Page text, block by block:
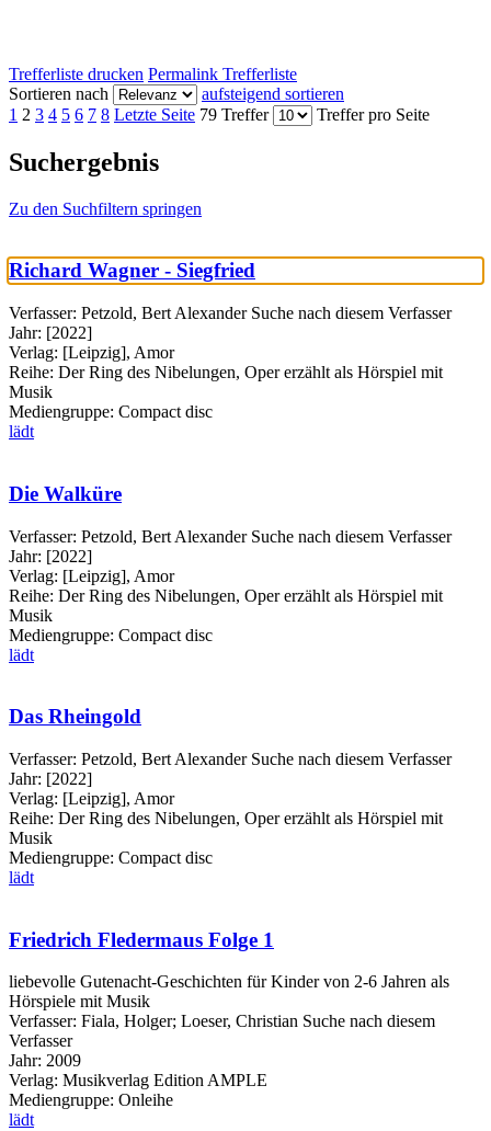
Trefferliste drucken Permalink Trefferliste
Sortieren nach
aufsteigend sortieren
1 2 3 4 5 6 7 8 Letzte Seite 79 Treffer Treffer pro Seite
Suchergebnis
Zu den Suchfiltern springen
Richard Wagner - Siegfried
Verfasser: Petzold, Bert Alexander Suche nach diesem Verfasser
Jahr: [2022]
Verlag: [Leipzig], Amor
Reihe: Der Ring des Nibelungen, Oper erzählt als Hörspiel mit
Musik
Mediengruppe: Compact disc
lädt
Die Walküre
Verfasser: Petzold, Bert Alexander Suche nach diesem Verfasser
Jahr: [2022]
Verlag: [Leipzig], Amor
Reihe: Der Ring des Nibelungen, Oper erzählt als Hörspiel mit
Musik
Mediengruppe: Compact disc
lädt
Das Rheingold
Verfasser: Petzold, Bert Alexander Suche nach diesem Verfasser
Jahr: [2022]
Verlag: [Leipzig], Amor
Reihe: Der Ring des Nibelungen, Oper erzählt als Hörspiel mit
Musik
Mediengruppe: Compact disc
lädt
Friedrich Fledermaus Folge 1
liebevolle Gutenacht-Geschichten für Kinder von 2-6 Jahren als
Hörspiele mit Musik
Verfasser: Fiala, Holger; Loeser, Christian Suche nach diesem
Verfasser
Jahr: 2009
Verlag: Musikverlag Edition AMPLE
Mediengruppe: Onleihe
lädt